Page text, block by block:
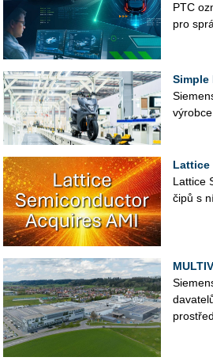
PTC
pro
Simple
Lattice
Lat­ti­ce
čipů s